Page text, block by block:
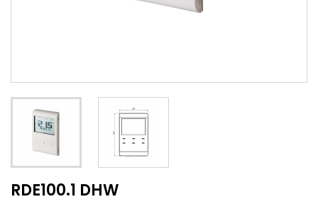
RDE100.1 DHW